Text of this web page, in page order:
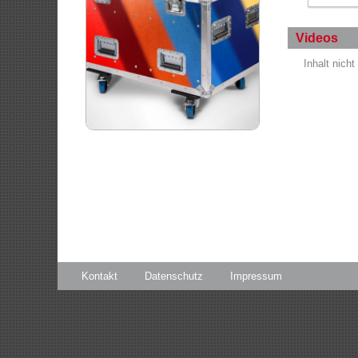
Videos
Inhalt
Kontakt Datenschutz Impressum